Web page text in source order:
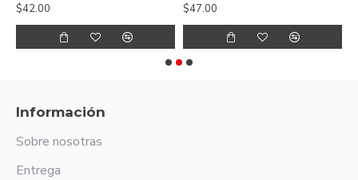
$42.00
$47.00
Información
Sobre nosotras
Entrega